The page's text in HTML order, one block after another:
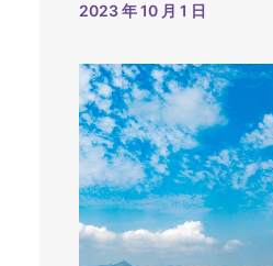
2023 年 10 月 1 日